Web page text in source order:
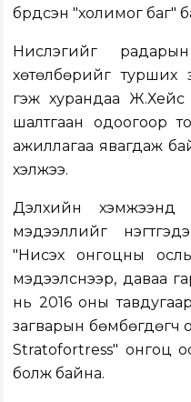
бүрдсэн "холимог баг"
Нислэгийг
хөтөлбөрийг турших
гэж хурандаа
шалтгаан одоогоор
ажиллагаа явагдаж
хэлжээ.
Дэлхийн хэмжээнд
мэдээллийг
"Нисэх онгоцны
мэдээлснээр, даваа
нь 2016 оны
загварын бөмбөгдөгч
Stratofortress" онгоц
болж байна.